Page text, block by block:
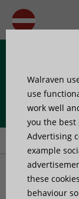
Home»Products
Walraven
use
work well
you the best
Advertising
example
these
behaviour